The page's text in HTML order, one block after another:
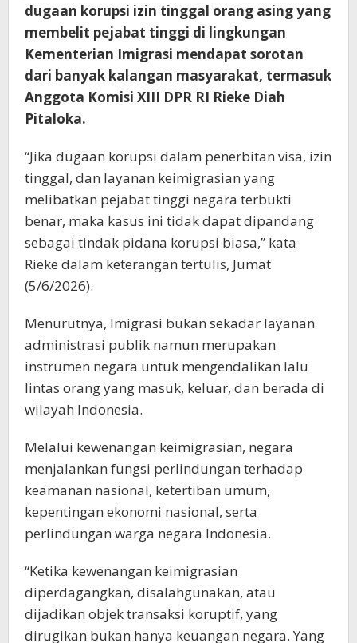
dugaan korupsi izin tinggal orang asing yang
membelit pejabat tinggi di lingkungan
Kementerian Imigrasi mendapat sorotan
dari banyak kalangan masyarakat, termasuk
Anggota Komisi XIII DPR RI Rieke Diah
Pitaloka.
“Jika dugaan korupsi dalam penerbitan visa, izin
tinggal, dan layanan keimigrasian yang
melibatkan pejabat tinggi negara terbukti
benar, maka kasus ini tidak dapat dipandang
sebagai tindak pidana korupsi biasa,” kata
Rieke dalam keterangan tertulis, Jumat
(5/6/2026).
Menurutnya, Imigrasi bukan sekadar layanan
administrasi publik namun merupakan
instrumen negara untuk mengendalikan lalu
lintas orang yang masuk, keluar, dan berada di
wilayah Indonesia.
Melalui kewenangan keimigrasian, negara
menjalankan fungsi perlindungan terhadap
keamanan nasional, ketertiban umum,
kepentingan ekonomi nasional, serta
perlindungan warga negara Indonesia.
“Ketika kewenangan keimigrasian
diperdagangkan, disalahgunakan, atau
dijadikan objek transaksi koruptif, yang
dirugikan bukan hanya keuangan negara. Yang